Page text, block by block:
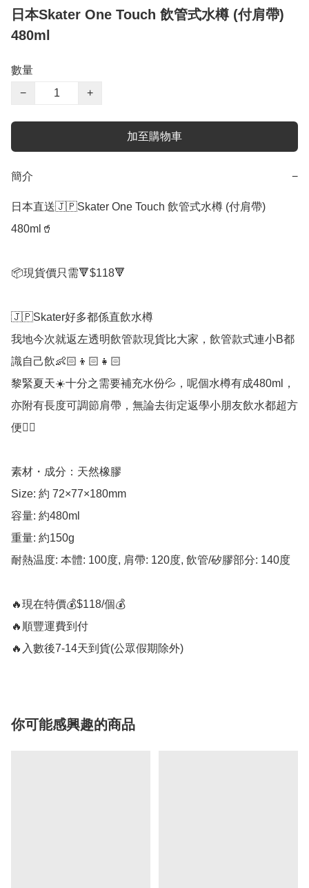
日本Skater One Touch 飲管式水樽 (付肩帶)
480ml
數量
−
+
加至購物車
簡介 −
日本直送🇯🇵Skater One Touch 飲管式水樽 (付肩帶)
480ml🥤
📦現貨價只需🔻$118🔻
🇯🇵Skater好多都係直飲水樽
我地今次就返左透明飲管款現貨比大家，飲管款式連小B都
識自己飲👶🏻👦🏻👧🏻
黎緊夏天☀️十分之需要補充水份💦，呢個水樽有成480ml，
亦附有長度可調節肩帶，無論去街定返學小朋友飲水都超方
便👍🏻
素材・成分：天然橡膠
Size: 約 72×77×180mm
容量: 約480ml
重量: 約150g
耐熱温度: 本體: 100度, 肩帶: 120度, 飲管/矽膠部分: 140度
🔥現在特價💰$118/個💰
🔥順豐運費到付
🔥入數後7-14天到貨(公眾假期除外)
你可能感興趣的商品